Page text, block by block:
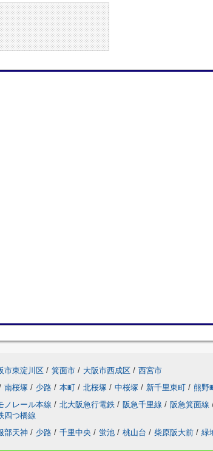
市東淀川区 / 箕面市 / 大阪市西成区 / 西宮市
南桜塚 / 少路 / 本町 / 北桜塚 / 中桜塚 / 新千里東町 / 熊野
ノレール本線 / 北大阪急行電鉄 / 阪急千里線 / 阪急箕面線
四つ橋線
部天神 / 少路 / 千里中央 / 蛍池 / 桃山台 / 柴原阪大前 / 緑